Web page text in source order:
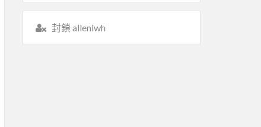
封鎖 allenlwh